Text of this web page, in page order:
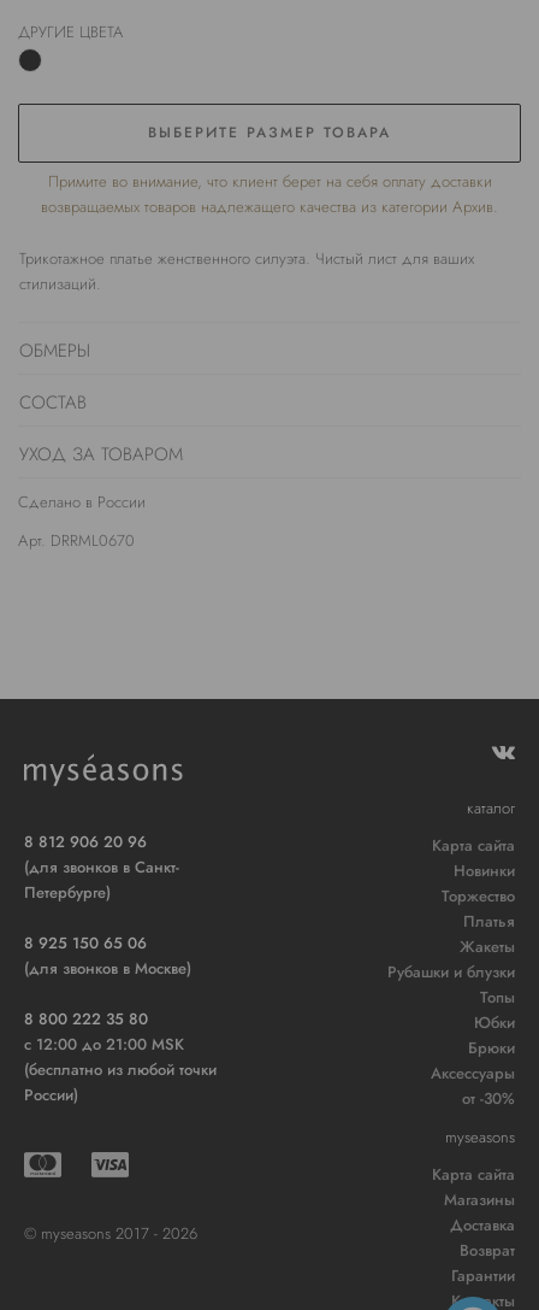
ДРУГИЕ ЦВЕТА
ВЫБЕРИТЕ РАЗМЕР ТОВАРА
Примите во внимание, что клиент берет на себя оплату доставки
возвращаемых товаров надлежащего качества из категории Архив.
Трикотажное платье женственного силуэта. Чистый лист для ваших
стилизаций.
ОБМЕРЫ
СОСТАВ
УХОД ЗА ТОВАРОМ
Сделано в России
Арт. DRRML0670
8 812 906 20 96
(для звонков в Санкт-
Петербурге)
8 925 150 65 06
(для звонков в Москве)
8 800 222 35 80
c 12:00 до 21:00 MSK
(бесплатно из любой точки
России)
© myseasons 2017 - 2026
каталог
Карта сайта
Новинки
Торжество
Платья
Жакеты
Рубашки и блузки
Топы
Юбки
Брюки
Аксессуары
от -30%
myseasons
Карта сайта
Магазины
Доставка
Возврат
Гарантии
Контакты